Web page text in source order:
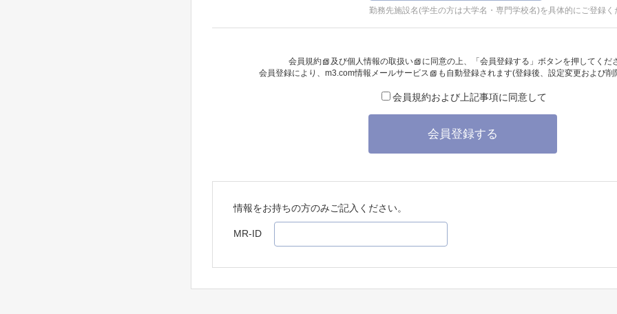
勤務先施設名(学生の方は大学名・専門学校名)を具体的にご登録く
会員規約 及び個人情報の取扱い
に同意の上、「会員登録する」ボタンを押してくだ
会員登録により、 m3.com情報メールサービス も自動登録されます(登録後、設定変更および
会員規約および上記事項に同意して
会員登録する
情報をお持ちの方のみご記入ください。
MR-ID